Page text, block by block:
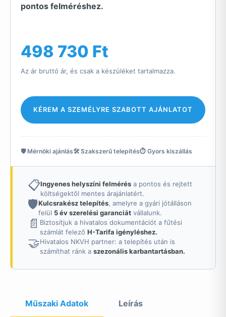
pontos felméréshez.
498 730 Ft
Az ár bruttó ár, és csak a készüléket tartalmazza.
KÉREM A SZEMÉLYRE SZABOTT AJÁNLATOT
🛡️ Mérnöki ajánlás🛠️ Szakszerű telepítés⏱️ Gyors kiszállás
📋Ingyenes helyszíni felmérés a pontos és rejtett
költségektől mentes árajánlatért.
🛡️Kulcsrakész telepítés, amelyre a gyári jótálláson
felül 5 év szerelési garanciát vállalunk.
📄 Biztosítjuk a hivatalos dokumentációt a fűtési
számlát felező H-Tarifa igényléshez.
🤝Hivatalos NKVH partner: a telepítés után is
számíthat ránk a szezonális karbantartásban.
Műszaki Adatok Leírás